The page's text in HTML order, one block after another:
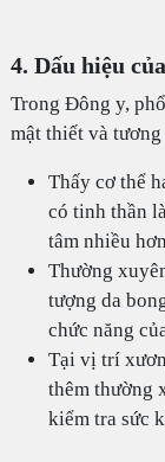
4. Dấu hiệu
Trong Đông y,
mật thiết và
Thấy cơ thể
có tinh thần
tâm nhiều
Thường
tượng da
chức năng
Tại vị trí
thêm thường
kiểm tra sức